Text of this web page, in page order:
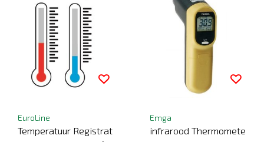
EuroLine
Temperatuur Registrat
Emga
infrarood Thermomete